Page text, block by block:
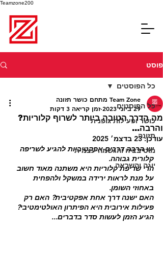
Teamzone200
פוסט
כל הפוסטים
כושר ופעילות גופנית
תזונה
מוטיבציה והגשמה עצמית
יוגה והשראה
כל הפוסטים
מה הדרך הטובה ביותר לשרוף קלוריות?
והרבה...
Team Zone מתחם כושר תזונה
29 ביוני 2023
זמן קריאה 3 דקות
עודכן:23 בדצמ׳ 2025
יש הרבה דרכים אפקטיביות להגיע לשריפה
קלורית גבוהה.
הרי שריפת קלוריות היא משתנה מאוד חשוב
על מנת לראות ירידה במשקל ולהפחית
באחוזי השומן.
האם ישנה דרך אחת אפקטיבית? האם רק
פעילות אירובית היא הפיתרון האולטימטיבי?
הגיע הזמן לעשות סדר בדברים...